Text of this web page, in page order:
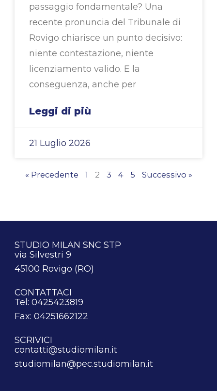
passaggio fondamentale? Una
recente pronuncia del Tribunale di
Rovigo chiarisce un punto decisivo:
niente contestazione, niente
licenziamento valido. E la
conseguenza, anche per
Leggi di più
21 Luglio 2026
« Precedente 1 2 3 4 5 Successivo »
STUDIO MILAN SNC STP
via Silvestri 9
45100 Rovigo (RO)
CONTATTACI
Tel: 0425423819
Fax: 04251662122
SCRIVICI
contatti@studiomilan.it
studiomilan@pec.studiomilan.it